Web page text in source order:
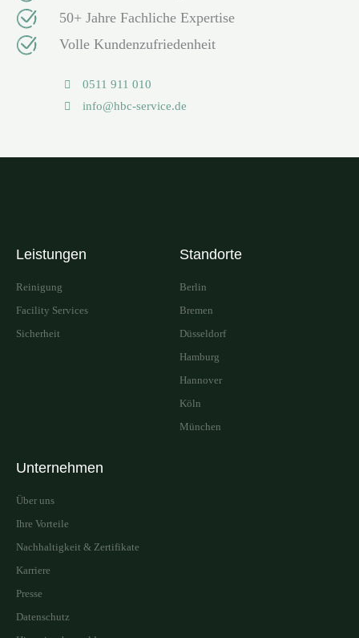
50+ Jahre Fachliche Expertise
Volle Kundenzufriedenheit
0511 911 010
info@hbc-service.de
Leistungen
Reinigung
Facility Services
Sicherheit
Standorte
Berlin
Bremen
Düsseldorf
Hamburg
Hannover
Köln
München
Unternehmen
Über uns
Ihre Vorteile
Nachhaltigkeit & Zertifikate
Karriere
Presse
Datenschutz